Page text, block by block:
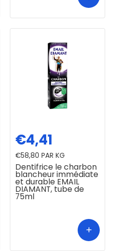
Dentifrice le charbon
blancheur immédiate
et durable EMAIL
DIAMANT, tube de
75ml
€4,41
€58,80 PAR KG